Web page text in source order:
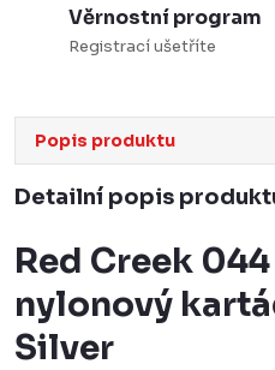
Věrnostní program
Registrací ušetříte
Popis produktu
Detailní popis
Red Creek
nylonový
Silver